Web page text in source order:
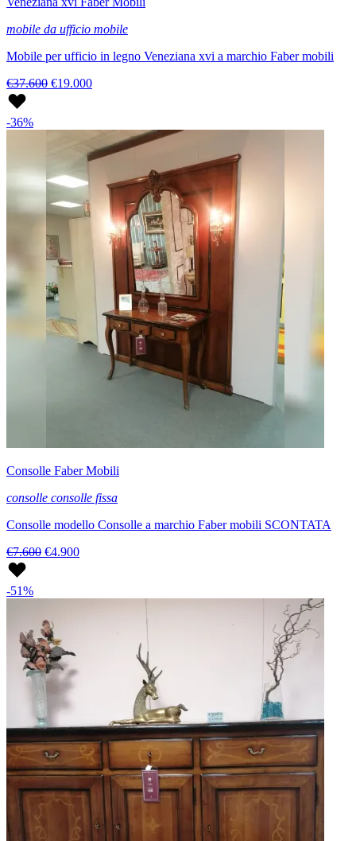
mobile da ufficio mobile
Mobile per ufficio in legno Veneziana xvi a marchio Faber mobili
€37.600 €19.000
-36%
Consolle Faber Mobili
consolle consolle fissa
Consolle modello Consolle a marchio Faber mobili SCONTATA
€7.600 €4.900
-51%